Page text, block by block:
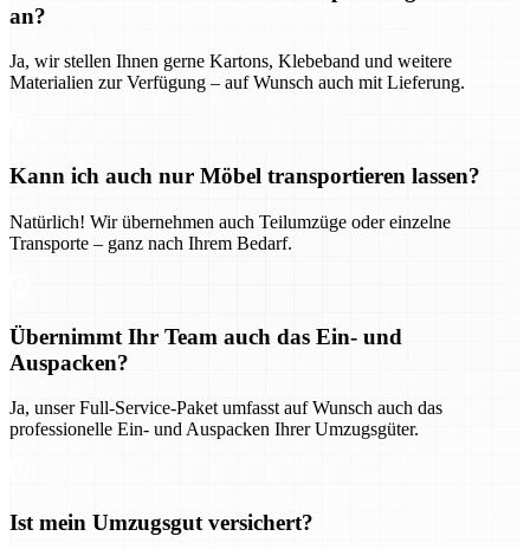
an?
Ja, wir stellen Ihnen gerne Kartons, Klebeband und weitere
Materialien zur Verfügung – auf Wunsch auch mit Lieferung.
Kann ich auch nur Möbel transportieren lassen?
Natürlich! Wir übernehmen auch Teilumzüge oder einzelne
Transporte – ganz nach Ihrem Bedarf.
Übernimmt Ihr Team auch das Ein- und
Auspacken?
Ja, unser Full-Service-Paket umfasst auf Wunsch auch das
professionelle Ein- und Auspacken Ihrer Umzugsgüter.
Ist mein Umzugsgut versichert?